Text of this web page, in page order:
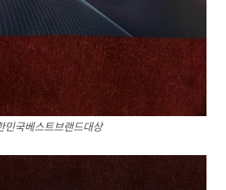
민국베스트브랜드대상